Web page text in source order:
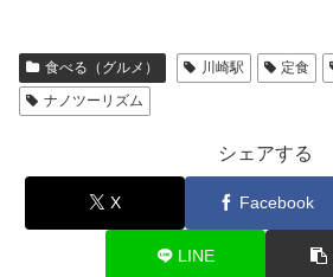
食べる（グルメ） 川崎駅 定食
ナノツーリズム
シェアする
X Facebook
LINE